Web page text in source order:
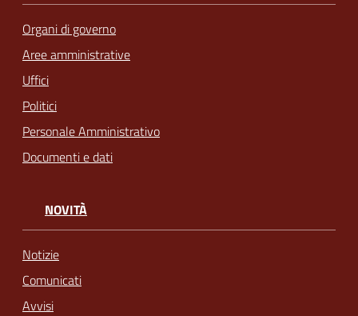
Organi di governo
Aree amministrative
Uffici
Politici
Personale Amministrativo
Documenti e dati
NOVITÀ
Notizie
Comunicati
Avvisi